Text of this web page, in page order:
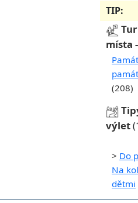
TIP:
místa
(208)
výlet
> Do
Na
dětmi